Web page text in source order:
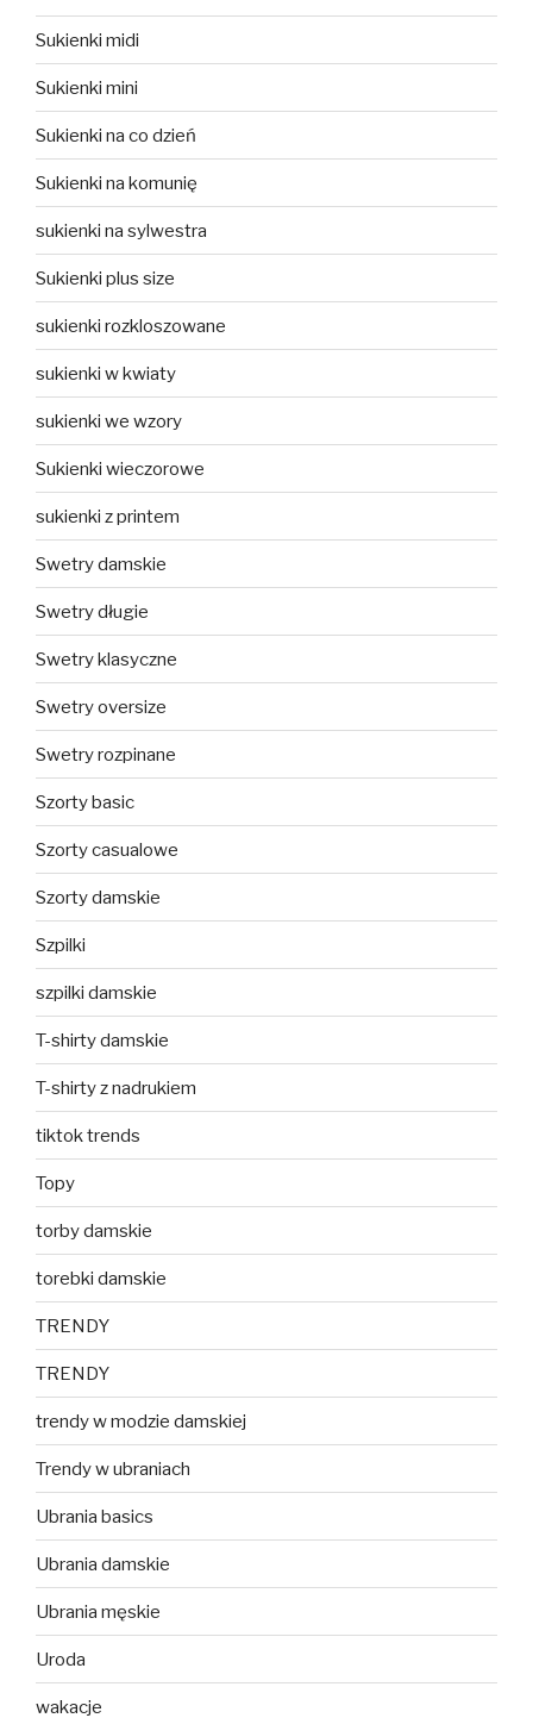
Sukienki midi
Sukienki mini
Sukienki na co dzień
Sukienki na komunię
sukienki na sylwestra
Sukienki plus size
sukienki rozkloszowane
sukienki w kwiaty
sukienki we wzory
Sukienki wieczorowe
sukienki z printem
Swetry damskie
Swetry długie
Swetry klasyczne
Swetry oversize
Swetry rozpinane
Szorty basic
Szorty casualowe
Szorty damskie
Szpilki
szpilki damskie
T-shirty damskie
T-shirty z nadrukiem
tiktok trends
Topy
torby damskie
torebki damskie
TRENDY
TRENDY
trendy w modzie damskiej
Trendy w ubraniach
Ubrania basics
Ubrania damskie
Ubrania męskie
Uroda
wakacje